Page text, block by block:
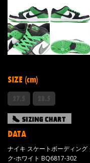
SIZE (cm)
DATA
ナイキ スケートボーディン
ク-ホワイト BQ6817-302